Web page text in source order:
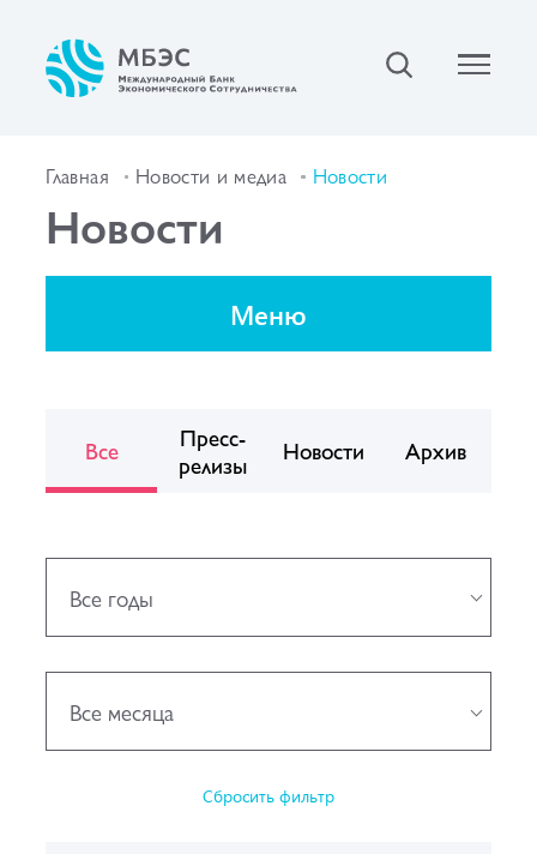
Главная Новости и медиа Новости
Новости
Все
Пресс-
релизы
Новости Архив
Все годы
Все месяца
Сбросить фильтр
Меню